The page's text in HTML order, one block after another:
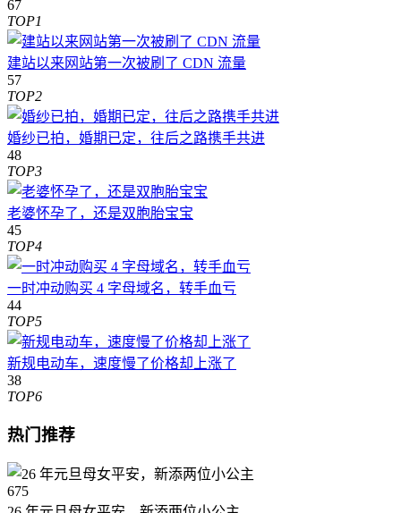
67
TOP1
建站以来网站第一次被刷了 CDN 流量
57
TOP2
婚纱已拍，婚期已定，往后之路携手共进
48
TOP3
老婆怀孕了，还是双胞胎宝宝
45
TOP4
一时冲动购买 4 字母域名，转手血亏
44
TOP5
新规电动车，速度慢了价格却上涨了
38
TOP6
热门推荐
675